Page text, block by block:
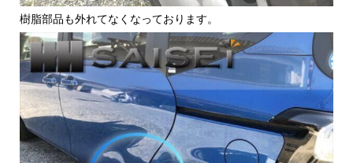
樹脂部品も外れてなくなっております。